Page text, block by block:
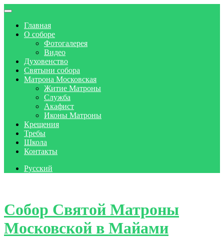
Главная
О соборе
Фотогалерея
Видео
Духовенство
Святыни собора
Матрона Московская
Житие Матроны
Служба
Акафист
Иконы Матроны
Крещения
Требы
Школа
Контакты
Русский
Собор Святой Матроны
Московской в Майами